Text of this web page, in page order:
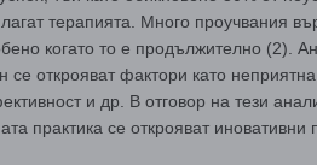
терапията. Много проучвания
когато то е продължително (2).
открояват фактори като неприятна
и др. В отговор на тези
практика се открояват иновативни